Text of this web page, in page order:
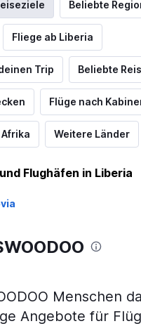
Beliebte
Fliege ab Liberia
Trip Beliebte
Flüge nach
Weitere Länder
Flughäfen in Liberia
Menschen
Angebote für